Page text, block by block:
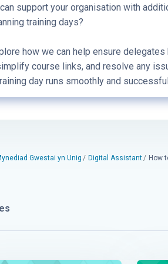
support your organisation with
training days?
how we can help ensure delegates
course links, and resolve any
day runs smoothly and
Gwestai yn Unig Digital Assistant How